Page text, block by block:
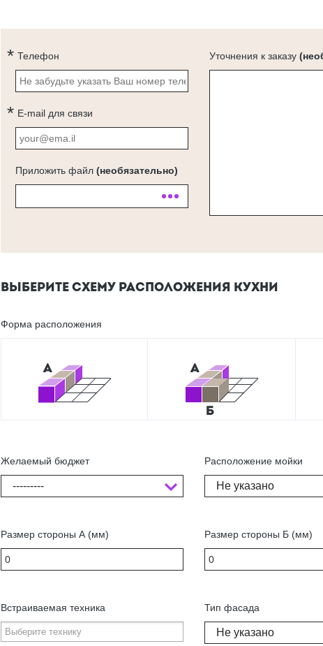
Телефон
E-mail для связи
Приложить файл (необязательно)
Уточнения к заказу
ВЫБЕРИТЕ СХЕМУ РАСПОЛОЖЕНИЯ КУХНИ
Форма расположения
Желаемый бюджет
---------
Размер стороны А (мм)
Встраиваемая техника
Расположение мойки
Не указано
Размер стороны Б (мм)
Тип фасада
Не указано